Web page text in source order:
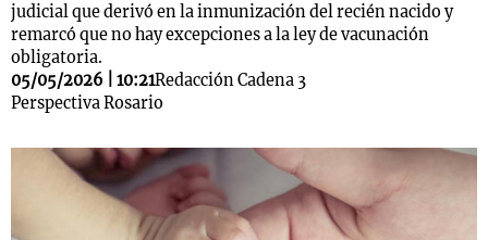
judicial que derivó en la inmunización del recién nacido y
remarcó que no hay excepciones a la ley de vacunación
obligatoria.
05/05/2026 | 10:21Redacción Cadena 3
Perspectiva Rosario